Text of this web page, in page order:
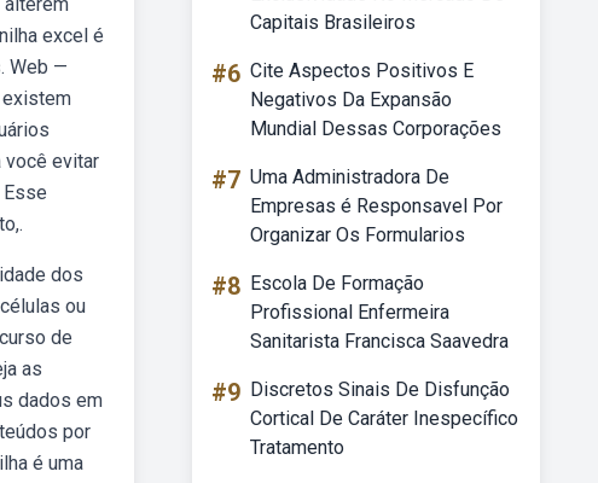
excel é
Web —
existem
você evitar
dos
ou
de
as
dados em
por
é uma
Capitais Brasileiros
#6 Cite Aspectos Positivos E
Negativos Da Expansão
Mundial Dessas Corporações
#7 Uma Administradora De
Empresas é Responsavel Por
Organizar Os Formularios
#8 Escola De Formação
Profissional Enfermeira
Sanitarista Francisca Saavedra
#9 Discretos Sinais De Disfunção
Cortical De Caráter Inespecífico
Tratamento